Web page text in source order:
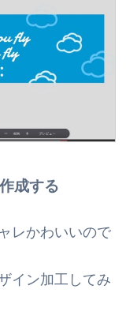
成する
レかわいいので
イン加工してみ